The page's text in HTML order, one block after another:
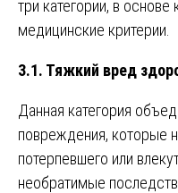
три категории, в
медицинские критерии.
3.1. Тяжкий вред
Данная категория
повреждения, которые
потерпевшего или
необратимые